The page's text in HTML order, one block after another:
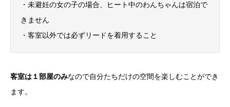
・未避妊の女の子の場合、ヒート中のわんちゃんは宿泊で
きません
・客室以外では必ずリードを着用すること
客室は１部屋のみなので自分たちだけの空間を楽しむことができ
ます。